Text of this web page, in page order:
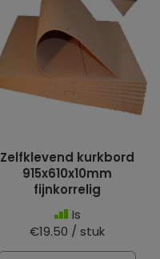
Zelfklevend kurkbord
915x610x10mm
fijnkorrelig
Is
€19.50 / stuk